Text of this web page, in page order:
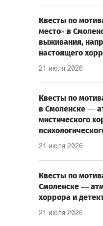
Квесты по
место» в
выживания,
настоящего
21 июля 2026
Квесты по
в Смоленске —
мистического
21 июля 2026
Квесты по
Смоленске —
хоррора и
21 июля 2026